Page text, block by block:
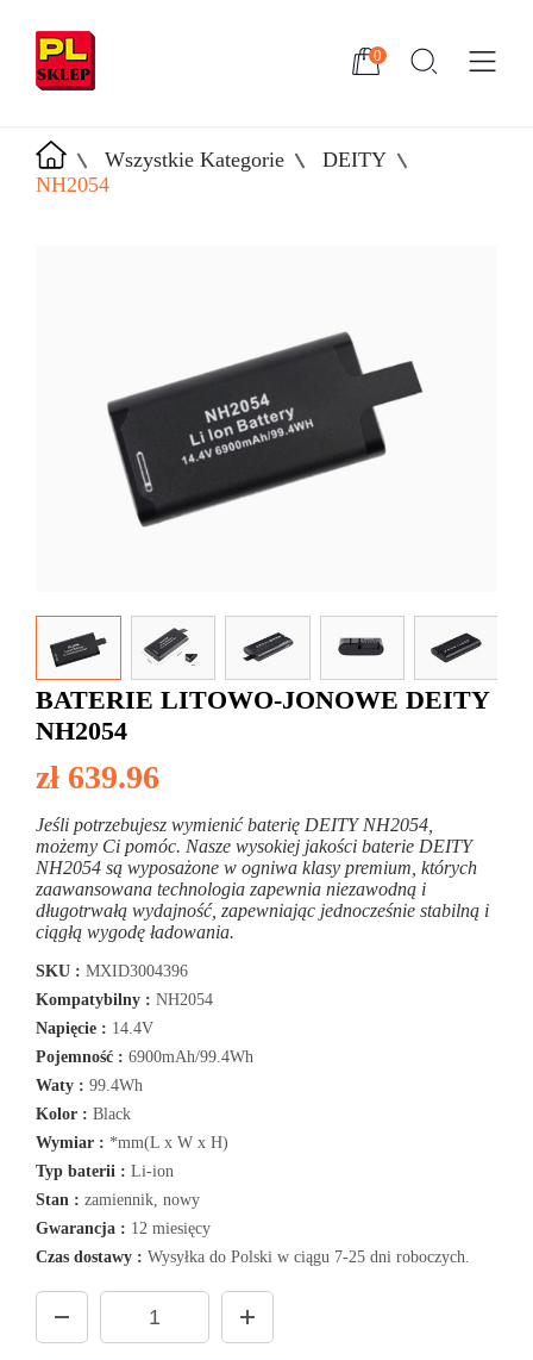
0
Wszystkie Kategorie
DEITY
NH2054
BATERIE LITOWO-JONOWE DEITY
NH2054
zł 639.96
Jeśli potrzebujesz wymienić baterię DEITY NH2054,
możemy Ci pomóc. Nasze wysokiej jakości baterie DEITY
NH2054 są wyposażone w ogniwa klasy premium, których
zaawansowana technologia zapewnia niezawodną i
długotrwałą wydajność, zapewniając jednocześnie stabilną i
ciągłą wygodę ładowania.
SKU : MXID3004396
Kompatybilny : NH2054
Napięcie : 14.4V
Pojemność : 6900mAh/99.4Wh
Waty : 99.4Wh
Kolor : Black
Wymiar : *mm(L x W x H)
Typ baterii : Li-ion
Stan : zamiennik, nowy
Gwarancja : 12 miesięcy
Czas dostawy : Wysyłka do Polski w ciągu 7-25 dni roboczych.